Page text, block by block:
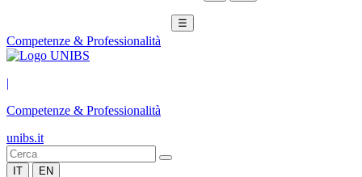
☰
Competenze & Professionalità
|
Competenze & Professionalità
unibs.it
IT EN